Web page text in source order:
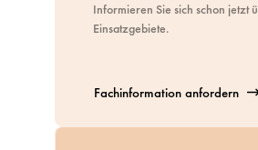
Informieren Sie sich schon jetzt
Einsatzgebiete.
Fachinformation anfordern